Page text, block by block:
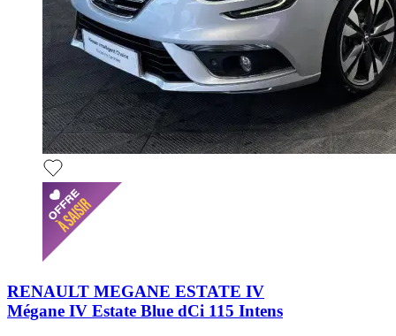
RENAULT MEGANE ESTATE IV
Mégane IV Estate Blue dCi 115 Intens